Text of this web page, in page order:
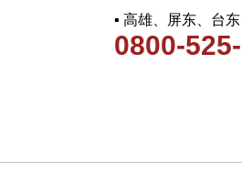
▪ 高雄、屏东、台
0800-